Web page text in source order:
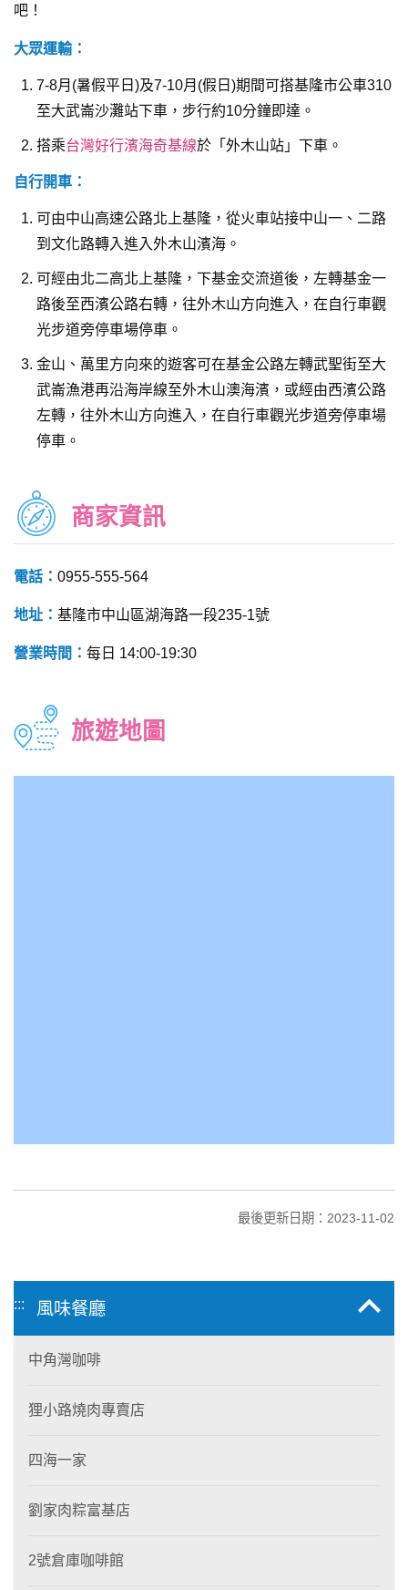
吧！
大眾運輸：
7-8月(暑假平日)及7-10月(假日)期間可搭基隆市公車310
至大武崙沙灘站下車，步行約10分鐘即達。
搭乘台灣好行濱海奇基線於「外木山站」下車。
自行開車：
可由中山高速公路北上基隆，從火車站接中山一、二路
到文化路轉入進入外木山濱海。
可經由北二高北上基隆，下基金交流道後，左轉基金一
路後至西濱公路右轉，往外木山方向進入，在自行車觀
光步道旁停車場停車。
金山、萬里方向來的遊客可在基金公路左轉武聖街至大
武崙漁港再沿海岸線至外木山澳海濱，或經由西濱公路
左轉，往外木山方向進入，在自行車觀光步道旁停車場
停車。
商家資訊
電話： 0955-555-564
地址： 基隆市中山區湖海路一段235-1號
營業時間： 每日 14:00-19:30
旅遊地圖
最後更新日期：2023-11-02
::: 風味餐廳
中角灣咖啡
狸小路燒肉專賣店
四海一家
劉家肉粽富基店
2號倉庫咖啡館